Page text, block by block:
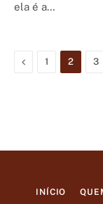
ela é a…
Previous
1 2 3
INÍCIO